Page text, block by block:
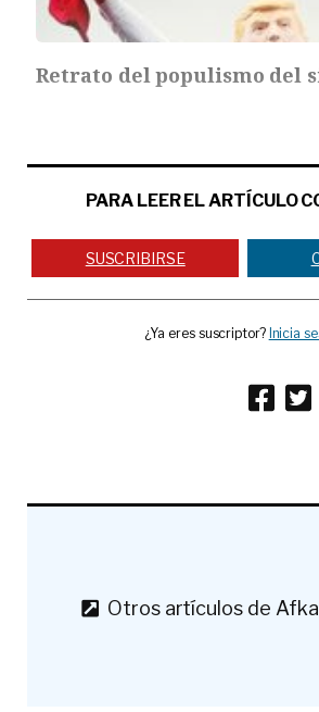
Retrato del populismo del
PARA LEER EL ARTÍCULO
SUSCRIBIRSE
¿Ya eres suscriptor? Inicia
Otros artículos de